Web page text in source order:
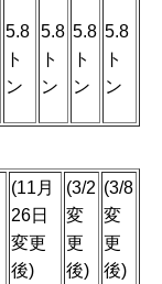
5.8
ト
ン
5.8
ト
ン
5.8
ト
ン
5.8
ト
ン
(11月
26日
変更
後)
(3/2
変
更
後)
(3/8
変
更
後)